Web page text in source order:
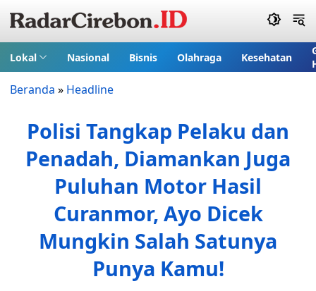
Lokal Nasional Bisnis Olahraga Kesehatan
Beranda » Headline
Polisi Tangkap Pelaku dan
Penadah, Diamankan Juga
Puluhan Motor Hasil
Curanmor, Ayo Dicek
Mungkin Salah Satunya
Punya Kamu!